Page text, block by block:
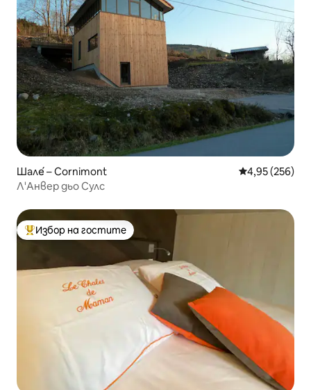
Шале́ – Cornimont Средна
4,95 (256)
Л'Анвер дьо Сулс
Най-популярен избор на гостите
Избор на гостите